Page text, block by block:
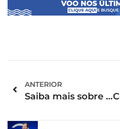
ANTERIOR
Saiba mais sobre o que é e como funciona a tabela fixa Latam